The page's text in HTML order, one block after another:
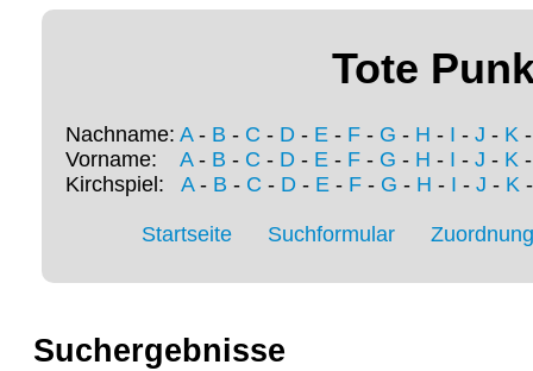
Tote
Nachname: A- B - C - D - E - F - G - H - I - J - K
Vorname: A- B - C - D - E - F - G - H - I - J - K
Kirchspiel: A- B - C - D- E- F- G - H - I - J - K
Startseite Suchformular
Suchergebnisse